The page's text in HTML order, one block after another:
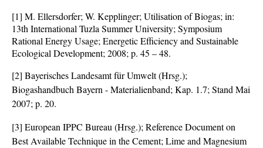
[1] M. Ellersdorfer; W. Kepplinger; Utilisation of Biogas; in:
13th International Tuzla Summer University; Symposium
Rational Energy Usage; Energetic Efficiency and Sustainable
Ecological Development; 2008; p. 45 – 48.
[2] Bayerisches Landesamt für Umwelt (Hrsg.);
Biogashandbuch Bayern - Materialienband; Kap. 1.7; Stand Mai
2007; p. 20.
[3] European IPPC Bureau (Hrsg.); Reference Document on
Best Available Technique in the Cement; Lime and Magnesium